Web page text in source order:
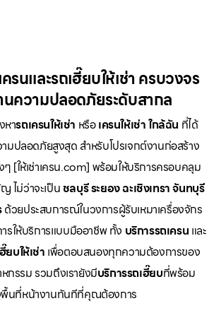
รนและรถเฮี๊ยบให้เช่า ครบวงจร
นความปลอดภัยระดับสากล
หารถเครนให้เช่า หรือเครนให้เช่าใกล้ฉัน ที่ได้
มปลอดภัยสูงสุด สำหรับโปรเจกต์งานก่อสร้าง
ๆ [ให้เช่าเครน.com] พร้อมให้บริการครอบคลุม
ไม่ว่าจะเป็นชลบุรี ระยอง ฉะเชิงเทรา จันทบุรี
ด้วยประสบการณ์ในวงการผู้รับเหมาเครื่องจักร
รให้บริการแบบมืออาชีพ ทั้ง บริการรถเครน และ
ยบให้เช่า เพื่อตอบสนองทุกความต้องการของ
กรรม รวมถึงเรายังมีบริการรถเฮี๊ยบที่พร้อม
นที่หน้างานทันทีที่คุณต้องการ